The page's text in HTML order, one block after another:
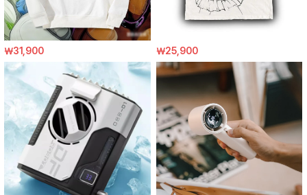
￦31,900 ￦25,900